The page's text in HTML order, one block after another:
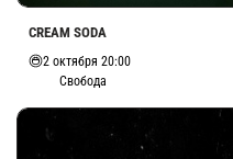
CREAM SODA
2 октября 20:00
Свобода